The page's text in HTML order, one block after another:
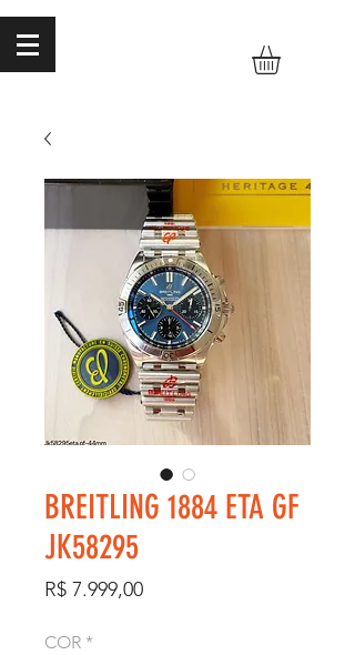
BREITLING 1884 ETA GF
JK58295
R$ 7.999,00Preço
COR *